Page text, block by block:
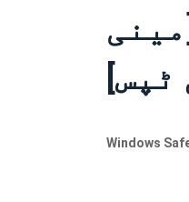
ٹپس]
Windows